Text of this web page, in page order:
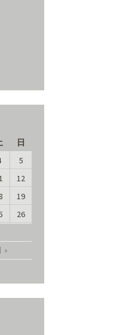
日
»
5
12
19
26